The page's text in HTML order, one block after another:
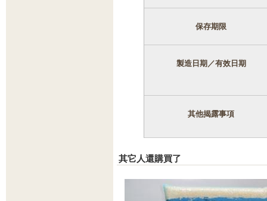
保存期限
製造日期／有效日期
其他揭露事項
其它人還購買了